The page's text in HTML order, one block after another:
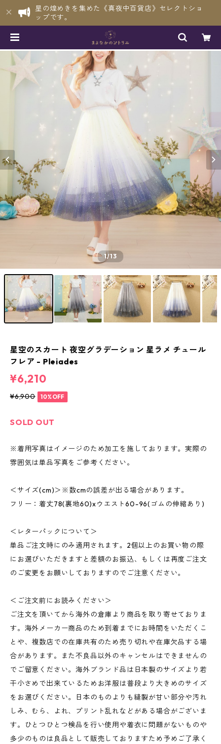
星の煌めきを集めた《真夜中百貨店》セレクトショ
ップです。
1/13
星空のスカート 夜空グラデーション 星ラメ チュール
フレア - Pleiades
¥6,210
¥6,900 10%OFF
SOLD OUT
※着用写真はイメージのため加工を施しております。実際の
雰囲気は単品写真をご参考ください。
＜サイズ(cm)＞※数cmの誤差が出る場合があります。
フリー：着丈78(裏地60)xウエスト60-96(ゴムの伸縮あり)
＜レターパックについて＞
単品ご注文時にのみ適用されます。2個以上のお買い物の際
にお選びいただきますと差額のお振込、もしくは再度ご注文
のご変更をお願いしておりますのでご注意ください。
＜ご注文前にお読みください＞
ご注文を頂いてから海外の倉庫より商品を取り寄せておりま
す。海外メーカー商品のため到着までにお時間をいただくこ
とや、複数店での在庫共有のため売り切れや在庫欠品する場
合があります。また不良品以外のキャンセルはできませんの
でご留意ください。海外ブランド品は日本製のサイズより若
干小さめで出来ているためお洋服は普段より大きめのサイズ
をお選びください。日本のものよりも縫製が甘い部分や汚れ
しみ、むら、よれ、プリント乱れなどがある場合がございま
す。ひとつひとつ検品を行い使用や着衣に問題がないものや
多少のものは良品として販売しておりますため予めご了承く